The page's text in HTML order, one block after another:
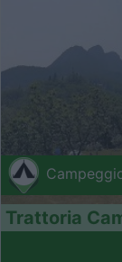
Trattoria